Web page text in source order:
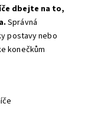
dbejte na to,
Správná
postavy nebo
konečkům